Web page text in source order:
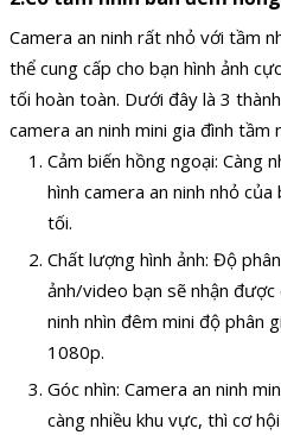
Camera an ninh rất nhỏ với tầm
thể cung cấp cho bạn hình ảnh
tối hoàn toàn. Dưới đây là 3
camera an ninh mini gia đình tầm
Cảm biến hồng ngoại: Càng
hình camera an ninh nhỏ
tối.
Chất lượng hình ảnh: Độ
ảnh/video bạn sẽ nhận
ninh nhìn đêm mini độ phân
1080p.
Góc nhìn: Camera an ninh
càng nhiều khu vực, thì cơ